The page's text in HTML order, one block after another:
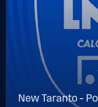
New Taranto –